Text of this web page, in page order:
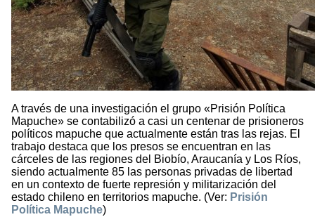
A través de una investigación el grupo «Prisión Política
Mapuche» se contabilizó a casi un centenar de prisioneros
políticos mapuche que actualmente están tras las rejas. El
trabajo destaca que los presos se encuentran en las
cárceles de las regiones del Biobío, Araucanía y Los Ríos,
siendo actualmente 85 las personas privadas de libertad
en un contexto de fuerte represión y militarización del
estado chileno en territorios mapuche. (Ver: Prisión
Política Mapuche)